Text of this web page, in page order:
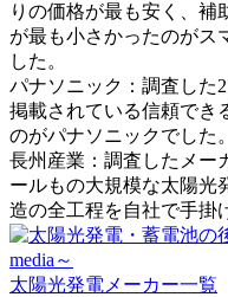
りの価格が最も安く、補
が最も小さかったのがス
した。
パナソニック：調査し
掲載されている信頼でき
のがパナソニックでした。
長州産業：調査したメー
ールもの大規模な太陽光
造の全工程を自社で手掛
太陽光発電メーカー一覧